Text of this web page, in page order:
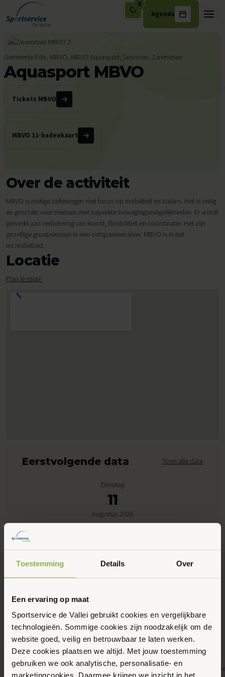
Toestemming Details Over
Een ervaring op maat
Sportservice de Vallei gebruikt cookies en vergelijkbare
technologieën. Sommige cookies zijn noodzakelijk om de
website goed, veilig en betrouwbaar te laten werken.
Deze cookies plaatsen we altijd. Met jouw toestemming
gebruiken we ook analytische, personalisatie- en
Ga naar de inhoud
0
Agenda
Gemeente Ede, MBVO, MBVO Aquasport, Senioren, Zwemmen
Aquasport MBVO
Tickets MBVO
MBVO 11-badenkaart
Over de activiteit
MBVO is rustige oefeningen met focus op mobiliteit en balans. Het is veilig
en geschikt voor mensen met beperkte bewegingsmogelijkheden. Er wordt
gewerkt aan verbetering van kracht, flexibiliteit en coördinatie. Het zijn
gezellige groepslessen in een ontspannen sfeer. MBVO is in het
recreatiebad.
Locatie
Plan je route
Eerstvolgende data Toon alle data
Dinsdag
11
Augustus 2026
09:00 - 09:45
Peppelensteeg 17, Ede
Maak favoriet
Gerelateerde activiteiten